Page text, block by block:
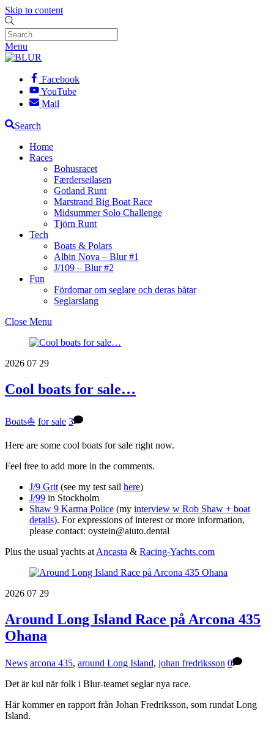
Skip to content
Menu
Facebook
YouTube
Mail
Search
Home
Races
Bohusracet
Færderseilasen
Gotland Runt
Marstrand Big Boat Race
Midsummer Solo Challenge
Tjörn Runt
Tech
Boats & Polars
Albin Nova – Blur #1
J/109 – Blur #2
Fun
Fördomar om seglare och deras båtar
Seglarslang
Close Menu
2026 07 29
Cool boats for sale…
Boats⛵️ for sale 3
Here are some cool boats for sale right now.
Feel free to add more in the comments.
J/9 Grit (see my test sail here)
J/99 in Stockholm
Shaw 9 Karma Police (my interview w Rob Shaw + boat
details). For expressions of interest or more information,
please contact: oystein@aiuto.dental
Plus the usual yachts at Ancasta & Racing-Yachts.com
2026 07 29
Around Long Island Race på Arcona 435
Ohana
News arcona 435, around Long Island, johan fredriksson 0
Det är kul när folk i Blur-teamet seglar nya race.
Här kommer en rapport från Johan Fredriksson, som rundat Long
Island.